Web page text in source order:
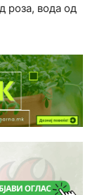
роза, вода од